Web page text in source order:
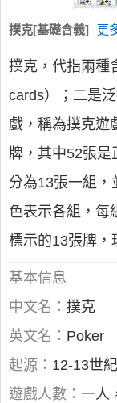
撲克[基礎含義] 更
撲克，代指兩種
cards）；二是
戲，稱為撲克遊
牌，其中52張是
分為13張一組，
色表示各組，每
標示的13張牌，
基本信息
中文名： 撲克
英文名： Poker
起源： 12-13世紀
遊戲人數： 一人